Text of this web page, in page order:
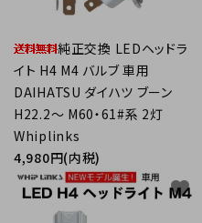
純正交換 LEDヘッドラ
イト H4 M4 バルブ 車用
DAIHATSU ダイハツ ブーン
H22.2～ M60・61#系 2灯
Whiplinks
4,980円(内税)
favorite